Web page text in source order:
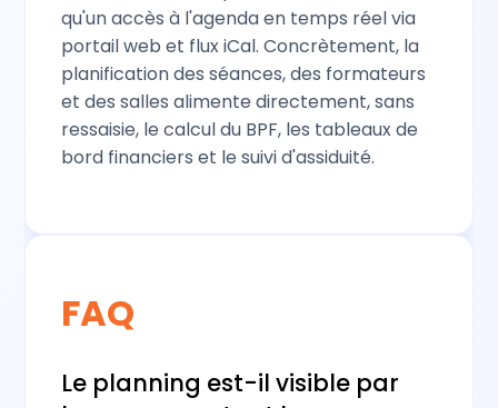
qu'un accès à l'agenda en temps réel via
portail web et flux iCal. Concrètement, la
planification des séances, des formateurs
et des salles alimente directement, sans
ressaisie, le calcul du BPF, les tableaux de
bord financiers et le suivi d'assiduité.
FAQ
Le planning est-il visible par